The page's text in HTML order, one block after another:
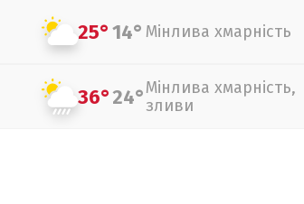
25°14° Мінлива хмарність
36°24°Мінлива хмарність,
зливи